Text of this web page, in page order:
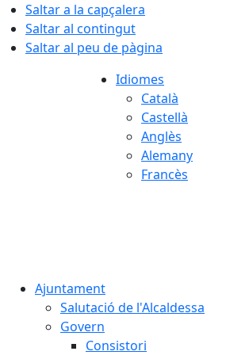
Saltar a la capçalera
Saltar al contingut
Saltar al peu de pàgina
Idiomes
Català
Castellà
Anglès
Alemany
Francès
Ajuntament
Salutació de l'Alcaldessa
Govern
Consistori